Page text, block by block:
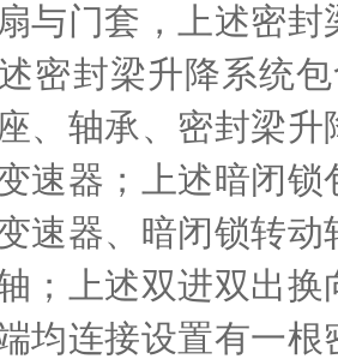
与门套，上述密
密封梁升降系统
、轴承、密封梁
速器；上述暗闭
速器、暗闭锁转
；上述双进双出
均连接设置有一